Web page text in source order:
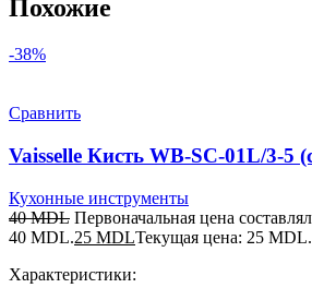
Похожие
-38%
Сравнить
Vaisselle Кисть WB-SC-01L/3-5
Кухонные инструменты
40MDL Первоначальная цена
40 MDL.25 MDLТекущая цена: 25 MDL.
Характеристики: